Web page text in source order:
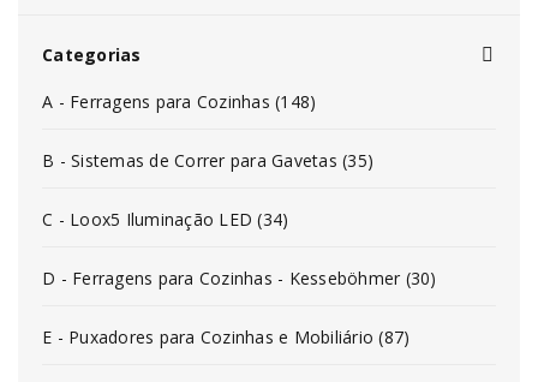
Categorias
A - Ferragens para Cozinhas (148)
B - Sistemas de Correr para Gavetas (35)
C - Loox5 Iluminação LED (34)
D - Ferragens para Cozinhas - Kesseböhmer (30)
E - Puxadores para Cozinhas e Mobiliário (87)